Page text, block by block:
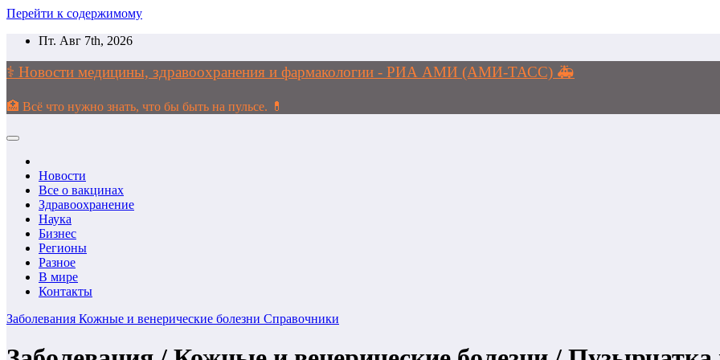
Перейти к содержимому
Пт. Авг 7th, 2026
⚕️ Новости медицины, здравоохранения и фармакологии - РИА АМИ (АМИ-ТАСС) 🚑
🏥 Всё что нужно знать, что бы быть на пульсе. 💊
Новости
Все о вакцинах
Здравоохранение
Наука
Бизнес
Регионы
Разное
В мире
Контакты
Заболевания Кожные и венерические болезни Справочники